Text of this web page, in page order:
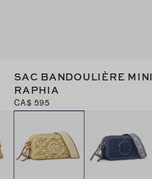
SAC BANDOULIÈRE
RAPHIA
CA$ 595